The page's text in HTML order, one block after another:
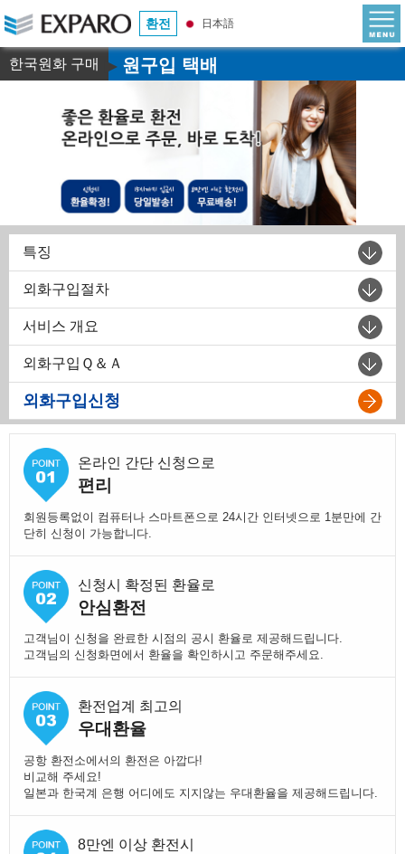
환전 日本語
한국원화 구매 ▶원구입 택배
특징
외화구입절차
서비스 개요
외화구입Ｑ＆Ａ
외화구입신청
온라인 간단 신청으로
편리
회원등록없이 컴퓨터나 스마트폰으로 24시간 인터넷으로 1분만에 간
단히 신청이 가능합니다.
신청시 확정된 환율로
안심환전
고객님이 신청을 완료한 시점의 공시 환율로 제공해드립니다.
고객님의 신청화면에서 환율을 확인하시고 주문해주세요.
환전업계 최고의
우대환율
공항 환전소에서의 환전은 아깝다!
비교해 주세요!
일본과 한국계 은행 어디에도 지지않는 우대환율을 제공해드립니다.
8만엔 이상 환전시